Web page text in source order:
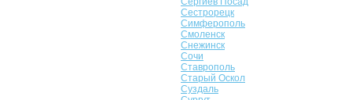
Сестрорецк
Симферополь
Смоленск
Снежинск
Сочи
Ставрополь
Старый Оскол
Суздаль